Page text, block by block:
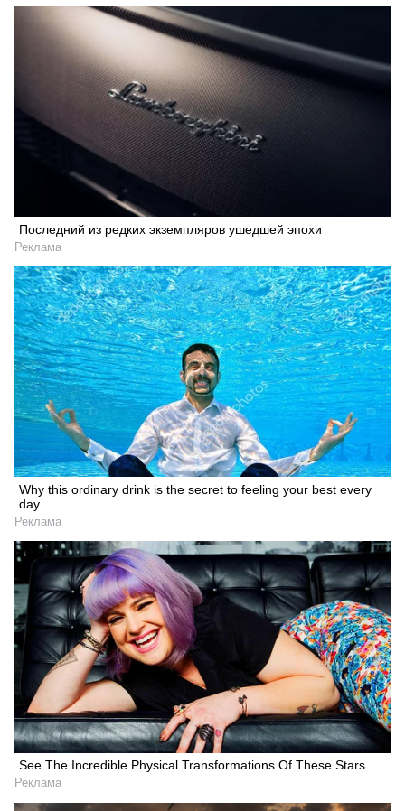
Последний из редких экземпляров ушедшей эпохи
Реклама
Why this ordinary drink is the secret to feeling your best every
day
Реклама
See The Incredible Physical Transformations Of These Stars
Реклама